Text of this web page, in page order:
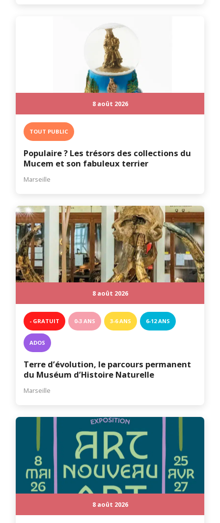
8 août 2026
TOUT PUBLIC
Populaire ? Les trésors des collections du
Mucem et son fabuleux terrier
Marseille
8 août 2026
- GRATUIT 0-3 ANS 3-6 ANS 6-12 ANS
ADOS
Terre d’évolution, le parcours permanent
du Muséum d’Histoire Naturelle
Marseille
8 août 2026